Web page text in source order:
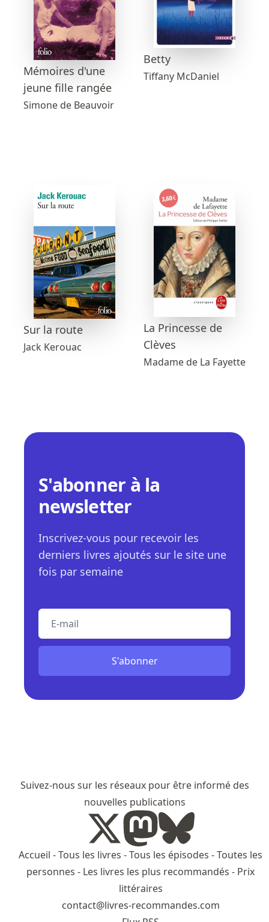
Mémoires d'une
jeune fille rangée
Simone de Beauvoir
Betty
Tiffany McDaniel
Sur la route
Jack Kerouac
La Princesse de
Clèves
Madame de La Fayette
S'abonner à la
newsletter
Inscrivez-vous pour recevoir les
derniers livres ajoutés sur le site une
fois par semaine
S'abonner
Suivez-nous sur les réseaux pour être informé des
nouvelles publications
Accueil -Tous les livres -Tous les épisodes -Toutes les
personnes - Les livres les plus recommandés - Prix
littéraires
contact@livres-recommandes.com